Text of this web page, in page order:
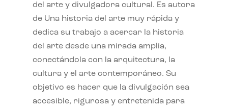
del arte y divulgadora cultural. Es autora
de Una historia del arte muy rápida y
dedica su trabajo a acercar la historia
del arte desde una mirada amplia,
conectándola con la arquitectura, la
cultura y el arte contemporáneo. Su
objetivo es hacer que la divulgación sea
accesible, rigurosa y entretenida para